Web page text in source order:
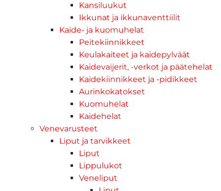
Kansiluukut
Ikkunat ja ikkunaventtiilit
Kaide- ja kuomuhelat
Peitekiinnikkeet
Keulakaiteet ja kaidepylväät
Kaidevaijerit, -verkot ja päätehelat
Kaidekiinnikkeet ja -pidikkeet
Aurinkokatokset
Kuomuhelat
Kaidehelat
Venevarusteet
Liput ja tarvikkeet
Liput
Lippulukot
Veneliput